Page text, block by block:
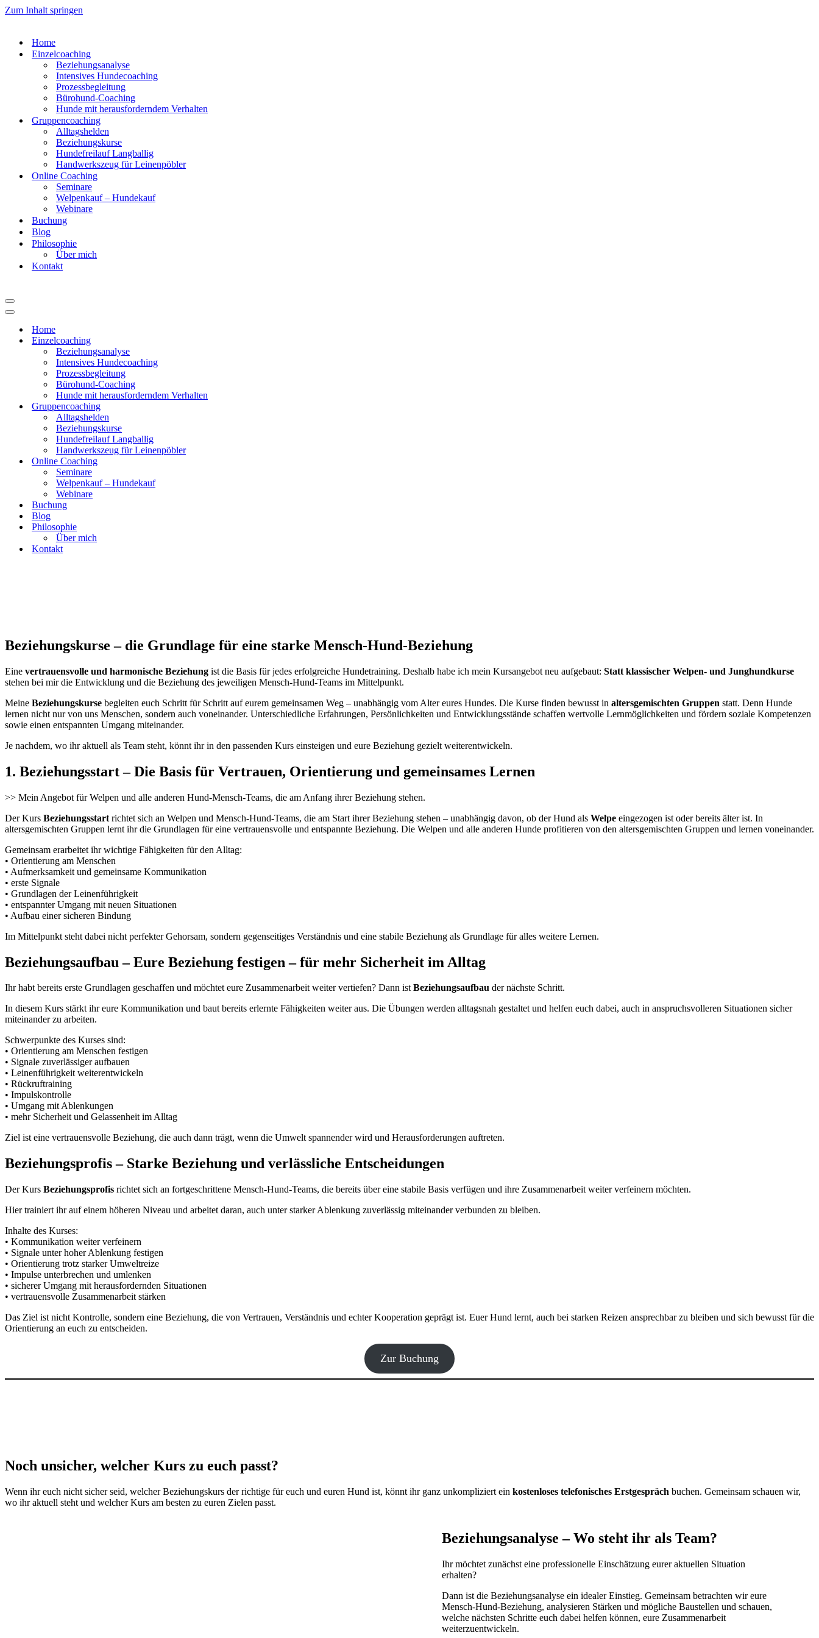
Zum Inhalt springen
Home
Einzelcoaching
Beziehungsanalyse
Intensives Hundecoaching
Prozessbegleitung
Bürohund-Coaching
Hunde mit herausforderndem Verhalten
Gruppencoaching
Alltagshelden
Beziehungskurse
Hundefreilauf Langballig
Handwerkszeug für Leinenpöbler
Online Coaching
Seminare
Welpenkauf – Hundekauf
Webinare
Buchung
Blog
Philosophie
Über mich
Kontakt
Navigations-
Menü
Navigations-
Home
Einzelcoaching
Beziehungsanalyse
Intensives Hundecoaching
Prozessbegleitung
Bürohund-Coaching
Hunde mit herausforderndem Verhalten
Gruppencoaching
Alltagshelden
Beziehungskurse
Hundefreilauf Langballig
Handwerkszeug für Leinenpöbler
Online Coaching
Seminare
Welpenkauf – Hundekauf
Webinare
Buchung
Blog
Philosophie
Über mich
Kontakt
Beziehungskurse – die Grundlage für eine starke Mensch-Hund-Beziehung
Eine vertrauensvolle und harmonische Beziehung ist die Basis für jedes erfolgreiche Hundetraining. Deshalb habe ich mein Kursangebot neu aufgebaut: Statt klassischer Welpen- und Junghundkurse
stehen bei mir die Entwicklung und die Beziehung des jeweiligen Mensch-Hund-Teams im Mittelpunkt.
Meine Beziehungskurse begleiten euch Schritt für Schritt auf eurem gemeinsamen Weg – unabhängig vom Alter eures Hundes. Die Kurse finden bewusst in altersgemischten Gruppen statt. Denn Hunde
lernen nicht nur von uns Menschen, sondern auch voneinander. Unterschiedliche Erfahrungen, Persönlichkeiten und Entwicklungsstände schaffen wertvolle Lernmöglichkeiten und fördern soziale Kompetenzen
sowie einen entspannten Umgang miteinander.
Je nachdem, wo ihr aktuell als Team steht, könnt ihr in den passenden Kurs einsteigen und eure Beziehung gezielt weiterentwickeln.
1. Beziehungsstart – Die Basis für Vertrauen, Orientierung und gemeinsames Lernen
>> Mein Angebot für Welpen und alle anderen Hund-Mensch-Teams, die am Anfang ihrer Beziehung stehen.
Der Kurs Beziehungsstart richtet sich an Welpen und Mensch-Hund-Teams, die am Start ihrer Beziehung stehen – unabhängig davon, ob der Hund als Welpe eingezogen ist oder bereits älter ist. In
altersgemischten Gruppen lernt ihr die Grundlagen für eine vertrauensvolle und entspannte Beziehung. Die Welpen und alle anderen Hunde profitieren von den altersgemischten Gruppen und lernen voneinander.
Gemeinsam erarbeitet ihr wichtige Fähigkeiten für den Alltag:
• Orientierung am Menschen
• Aufmerksamkeit und gemeinsame Kommunikation
• erste Signale
• Grundlagen der Leinenführigkeit
• entspannter Umgang mit neuen Situationen
• Aufbau einer sicheren Bindung
Im Mittelpunkt steht dabei nicht perfekter Gehorsam, sondern gegenseitiges Verständnis und eine stabile Beziehung als Grundlage für alles weitere Lernen.
Beziehungsaufbau – Eure Beziehung festigen – für mehr Sicherheit im Alltag
Ihr habt bereits erste Grundlagen geschaffen und möchtet eure Zusammenarbeit weiter vertiefen? Dann istBeziehungsaufbau der nächste Schritt.
In diesem Kurs stärkt ihr eure Kommunikation und baut bereits erlernte Fähigkeiten weiter aus. Die Übungen werden alltagsnah gestaltet und helfen euch dabei, auch in anspruchsvolleren Situationen sicher
miteinander zu arbeiten.
Schwerpunkte des Kurses sind:
• Orientierung am Menschen festigen
• Signale zuverlässiger aufbauen
• Leinenführigkeit weiterentwickeln
• Rückruftraining
• Impulskontrolle
• Umgang mit Ablenkungen
• mehr Sicherheit und Gelassenheit im Alltag
Ziel ist eine vertrauensvolle Beziehung, die auch dann trägt, wenn die Umwelt spannender wird und Herausforderungen auftreten.
Beziehungsprofis – Starke Beziehung und verlässliche Entscheidungen
Der Kurs Beziehungsprofis richtet sich an fortgeschrittene Mensch-Hund-Teams, die bereits über eine stabile Basis verfügen und ihre Zusammenarbeit weiter verfeinern möchten.
Hier trainiert ihr auf einem höheren Niveau und arbeitet daran, auch unter starker Ablenkung zuverlässig miteinander verbunden zu bleiben.
Inhalte des Kurses:
• Kommunikation weiter verfeinern
• Signale unter hoher Ablenkung festigen
• Orientierung trotz starker Umweltreize
• Impulse unterbrechen und umlenken
• sicherer Umgang mit herausfordernden Situationen
• vertrauensvolle Zusammenarbeit stärken
Das Ziel ist nicht Kontrolle, sondern eine Beziehung, die von Vertrauen, Verständnis und echter Kooperation geprägt ist. Euer Hund lernt, auch bei starken Reizen ansprechbar zu bleiben und sich bewusst für die
Orientierung an euch zu entscheiden.
Zur Buchung
Noch unsicher, welcher Kurs zu euch passt?
Wenn ihr euch nicht sicher seid, welcher Beziehungskurs der richtige für euch und euren Hund ist, könnt ihr ganz unkompliziert ein kostenloses telefonisches Erstgespräch buchen. Gemeinsam schauen wir,
wo ihr aktuell steht und welcher Kurs am besten zu euren Zielen passt.
Beziehungsanalyse – Wo steht ihr als Team?
Ihr möchtet zunächst eine professionelle Einschätzung eurer aktuellen Situation
erhalten?
Dann ist die Beziehungsanalyse ein idealer Einstieg. Gemeinsam betrachten wir eure
Mensch-Hund-Beziehung, analysieren Stärken und mögliche Baustellen und schauen,
welche nächsten Schritte euch dabei helfen können, eure Zusammenarbeit
weiterzuentwickeln.